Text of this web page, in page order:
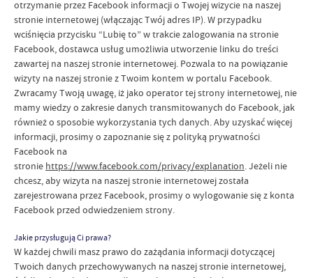
otrzymanie przez Facebook informacji o Twojej wizycie na naszej
stronie internetowej (włączając Twój adres IP). W przypadku
wciśnięcia przycisku “Lubię to” w trakcie zalogowania na stronie
Facebook, dostawca usług umożliwia utworzenie linku do treści
zawartej na naszej stronie internetowej. Pozwala to na powiązanie
wizyty na naszej stronie z Twoim kontem w portalu Facebook.
Zwracamy Twoją uwagę, iż jako operator tej strony internetowej, nie
mamy wiedzy o zakresie danych transmitowanych do Facebook, jak
również o sposobie wykorzystania tych danych. Aby uzyskać więcej
informacji, prosimy o zapoznanie się z polityką prywatności
Facebook na
stronie https://www.facebook.com/privacy/explanation. Jeżeli nie
chcesz, aby wizyta na naszej stronie internetowej została
zarejestrowana przez Facebook, prosimy o wylogowanie się z konta
Facebook przed odwiedzeniem strony.
Jakie przysługują Ci prawa?
W każdej chwili masz prawo do zażądania informacji dotyczącej
Twoich danych przechowywanych na naszej stronie internetowej,